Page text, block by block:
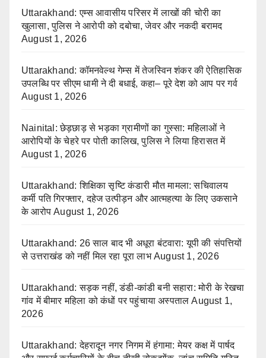
Uttarakhand: एम्स आवासीय परिसर में लाखों की चोरी का
खुलासा, पुलिस ने आरोपी को दबोचा, जेवर और नकदी बरामद
August 1, 2026
Uttarakhand: कॉमनवेल्थ गेम्स में तेजस्विन शंकर की ऐतिहासिक
उपलब्धि पर सीएम धामी ने दी बधाई, कहा– पूरे देश को आप पर गर्व
August 1, 2026
Nainital: छेड़छाड़ से भड़का ग्रामीणों का गुस्सा: महिलाओं ने
आरोपियों के चेहरे पर पोती कालिख, पुलिस ने लिया हिरासत में
August 1, 2026
Uttarakhand: शिक्षिका सृष्टि कंडारी मौत मामला: सचिवालय
कर्मी पति गिरफ्तार, दहेज उत्पीड़न और आत्महत्या के लिए उकसाने
के आरोप August 1, 2026
Uttarakhand: 26 साल बाद भी अधूरा बंटवारा: यूपी की संपत्तियों
से उत्तराखंड को नहीं मिल रहा पूरा लाभ August 1, 2026
Uttarakhand: सड़क नहीं, डंडी-कांडी बनी सहारा: मोरी के रेखचा
गांव में बीमार महिला को कंधों पर पहुंचाया अस्पताल August 1,
2026
Uttarakhand: देहरादून नगर निगम में हंगामा: मेयर कक्ष में पार्षद